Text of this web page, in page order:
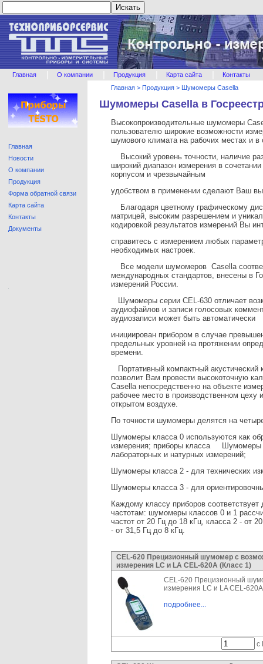
Главная О компании Продукция Карта сайта Контакты
Главная
Новости
О компании
Продукция
Форма обратной связи
Карта сайта
Контакты
Документы
Главная > Продукция > Шумомеры Casella
Шумомеры Casella в
Высокопроизводительные шумомеры
пользователю широкие возможности
шумового климата на рабочих местах и
Высокий уровень точности, наличие
широкий диапазон измерения в
корпусом и чрезвычайным
удобством в применении сделают Ваш
Благодаря цветному графическому
матрицей, высоким разрешением и
кодировкой результатов измерений Вы
справитесь с измерением любых
необходимых настроек.
Все модели шумомеров Casella
международных стандартов, внесены в
измерений России.
Шумомеры серии CEL-630 отличает
аудиофайлов и записи голосовых
аудиозаписи может быть автоматически
инициирован прибором в случае
предельных уровней на протяжении
времени.
Портативный компактный акустический
позволит Вам провести высокоточную
Casella непосредственно на объекте
рабочее место в производственном цеху
открытом воздухе.
По точности шумомеры делятся на
Шумомеры класса 0 используются как
измерения; приборы класса Шумомеры
лабораторных и натурных измерений;
Шумомеры класса 2 - для технических
Шумомеры класса 3 - для
Каждому классу приборов соответствует
частотам: шумомеры классов 0 и 1
частот от 20 Гц до 18 кГц, класса 2 - от
- от 31,5 Гц до 8 кГц.
CEL-620 Прецизионный шумомер с
измерения LC и LA CEL-620А (Класс 1)
CEL-620 Прецизионный
измерения LC и LA CEL-
подробнее...
с